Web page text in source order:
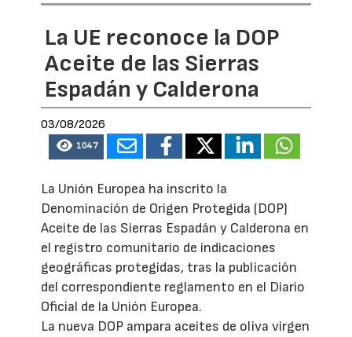
La UE reconoce la DOP
Aceite de las Sierras
Espadán y Calderona
03/08/2026
1047
La Unión Europea ha inscrito la
Denominación de Origen Protegida (DOP)
Aceite de las Sierras Espadán y Calderona en
el registro comunitario de indicaciones
geográficas protegidas, tras la publicación
del correspondiente reglamento en el Diario
Oficial de la Unión Europea.
La nueva DOP ampara aceites de oliva virgen